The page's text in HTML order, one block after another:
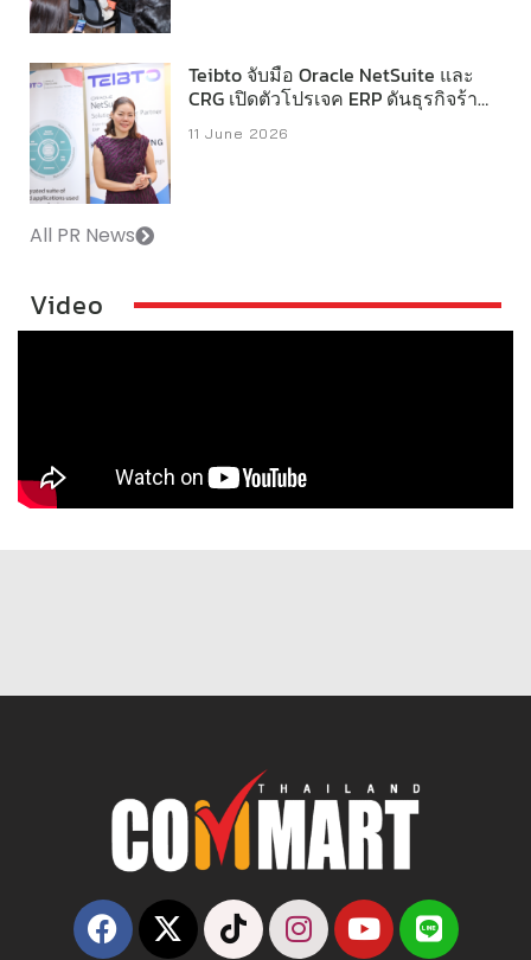
Teibto จับมือ Oracle NetSuite และ
CRG เปิดตัวโปรเจค ERP ดันธุรกิจร้าน
Driven ภายใต้แนวคิด “Empower
11 June 2026
All PR News
Video